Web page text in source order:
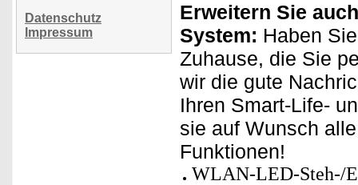
Datenschutz
Impressum
Erweitern Sie
System: Haben
Zuhause, die Sie
wir die gute
Ihren Smart-Life-
sie auf Wunsch
Funktionen!
WLAN-LED-Steh-/